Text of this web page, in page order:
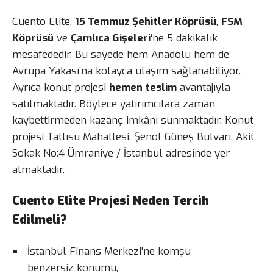
Cuento Elite, 15 Temmuz Şehitler Köprüsü, FSM
Köprüsü ve Çamlıca Gişeleri’ne 5 dakikalık
mesafededir. Bu sayede hem Anadolu hem de
Avrupa Yakası’na kolayca ulaşım sağlanabiliyor.
Ayrıca konut projesi hemen teslim avantajıyla
satılmaktadır. Böylece yatırımcılara zaman
kaybettirmeden kazanç imkânı sunmaktadır. Konut
projesi Tatlısu Mahallesi, Şenol Güneş Bulvarı, Akit
Sokak No:4 Ümraniye / İstanbul adresinde yer
almaktadır.
Cuento Elite Projesi Neden Tercih
Edilmeli?
İstanbul Finans Merkezi’ne komşu
benzersiz konumu,